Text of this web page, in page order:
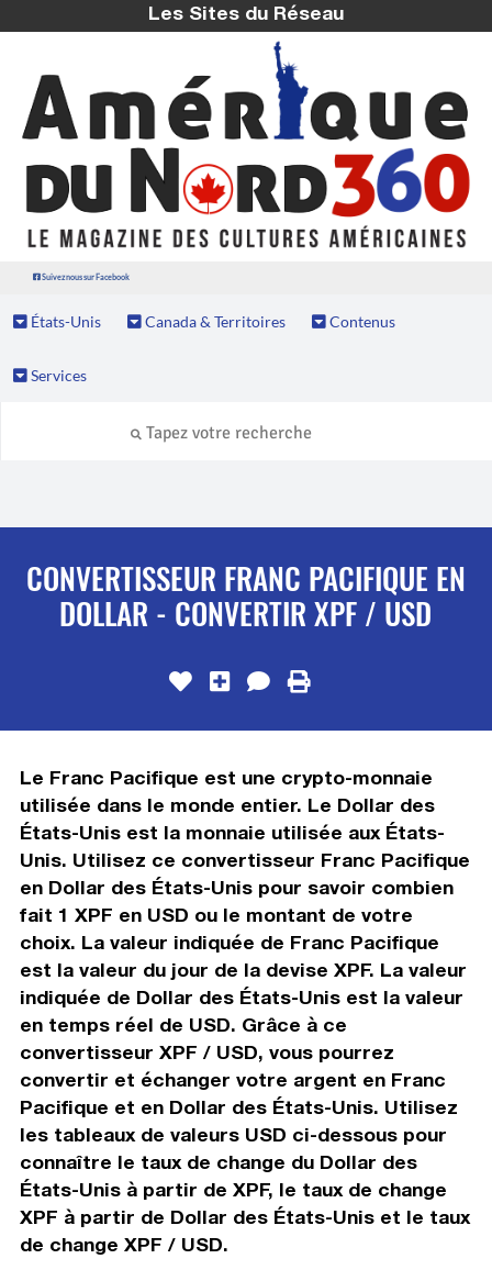
Les Sites du Réseau
Suivez nous sur Facebook
États-Unis Canada & Territoires Contenus
Services
CONVERTISSEUR FRANC PACIFIQUE EN
DOLLAR - CONVERTIR XPF / USD
Le Franc Pacifique est une crypto-monnaie
utilisée dans le monde entier. Le Dollar des
États-Unis est la monnaie utilisée aux États-
Unis. Utilisez ce convertisseur Franc Pacifique
en Dollar des États-Unis pour savoir combien
fait 1 XPF en USD ou le montant de votre
choix. La valeur indiquée de Franc Pacifique
est la valeur du jour de la devise XPF. La valeur
indiquée de Dollar des États-Unis est la valeur
en temps réel de USD. Grâce à ce
convertisseur XPF / USD, vous pourrez
convertir et échanger votre argent en Franc
Pacifique et en Dollar des États-Unis. Utilisez
les tableaux de valeurs USD ci-dessous pour
connaître le taux de change du Dollar des
États-Unis à partir de XPF, le taux de change
XPF à partir de Dollar des États-Unis et le taux
de change XPF / USD.